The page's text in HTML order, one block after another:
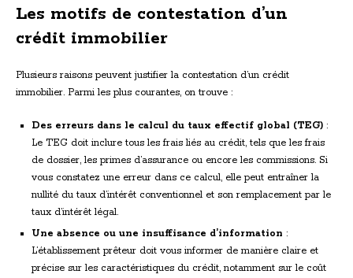
Les motifs de contestation d’un
crédit immobilier
Plusieurs raisons peuvent justifier la contestation d’un crédit
immobilier. Parmi les plus courantes, on trouve :
Des erreurs dans le calcul du taux effectif global (TEG) :
Le TEG doit inclure tous les frais liés au crédit, tels que les frais
de dossier, les primes d’assurance ou encore les commissions. Si
vous constatez une erreur dans ce calcul, elle peut entraîner la
nullité du taux d’intérêt conventionnel et son remplacement par le
taux d’intérêt légal.
Une absence ou une insuffisance d’information :
L’établissement prêteur doit vous informer de manière claire et
précise sur les caractéristiques du crédit, notamment sur le coût